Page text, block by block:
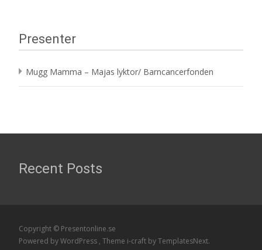
Presenter
Mugg Mamma – Majas lyktor/ Barncancerfonden
Recent Posts
Copyright © Presentonline.se
Powered by WordPress , Theme i-craft by TemplatesNext.